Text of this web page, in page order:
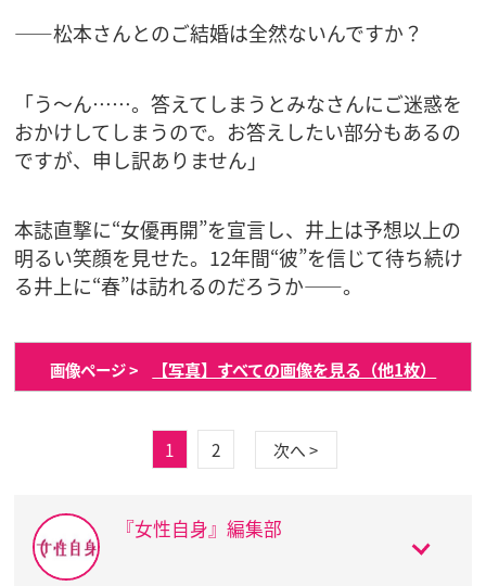
――松本さんとのご結婚は全然ないんですか？
「う～ん……。答えてしまうとみなさんにご迷惑を
おかけしてしまうので。お答えしたい部分もあるの
ですが、申し訳ありません」
本誌直撃に“女優再開”を宣言し、井上は予想以上の
明るい笑顔を見せた。12年間“彼”を信じて待ち続け
る井上に“春”は訪れるのだろうか――。
画像ページ > 【写真】すべての画像を見る（他1枚）
1 2 次へ >
『女性自身』編集部